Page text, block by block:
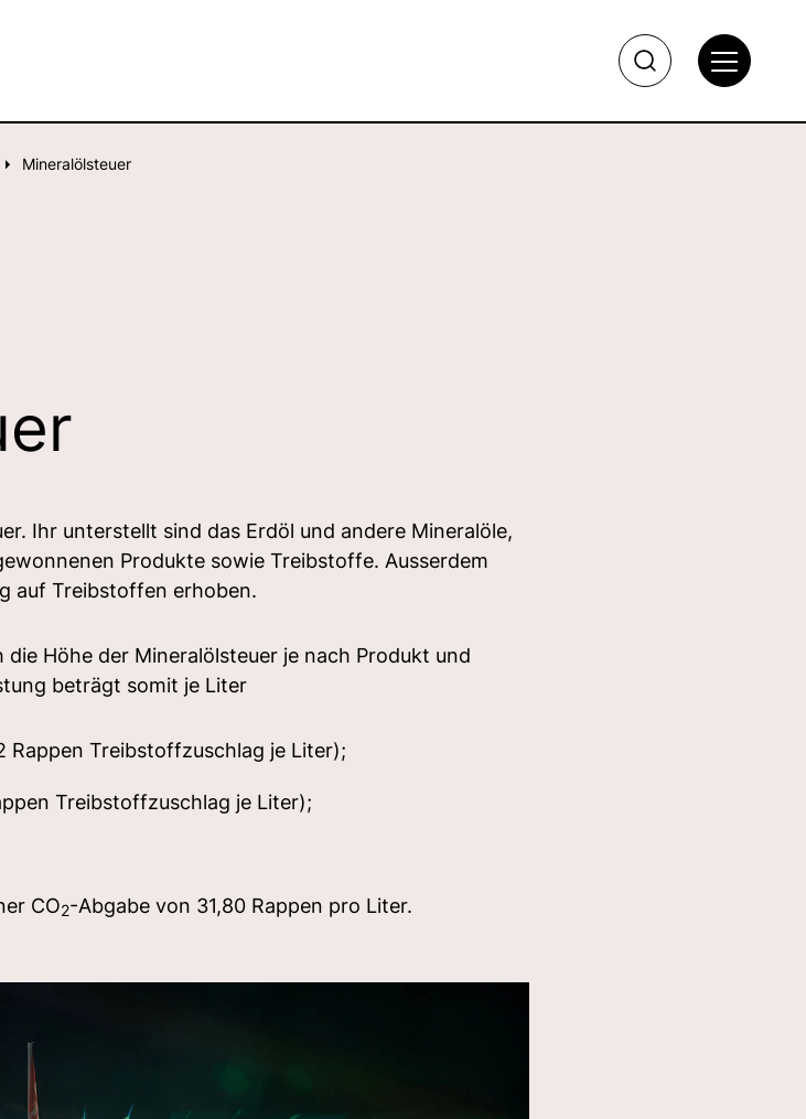
Mineralölsteuer
Ihr unterstellt sind das Erdöl und andere Mineralöle,
Produkte sowie Treibstoffe. Ausserdem
auf Treibstoffen erhoben.
Höhe der Mineralölsteuer je nach Produkt und
beträgt somit je Liter
Rappen Treibstoffzuschlag je Liter);
Treibstoffzuschlag je Liter);
CO2-Abgabe von 31,80 Rappen pro Liter.